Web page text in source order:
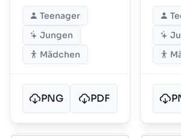
Teenager
Jungen
Mädchen
PNG PDF